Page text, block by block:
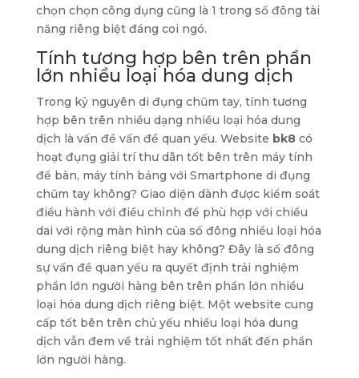
chọn chọn công dụng cũng là 1 trong số đông tài
năng riêng biệt đáng coi ngó.
Tính tương hợp bên trên phần
lớn nhiều loại hóa dung dịch
Trong kỷ nguyên di đụng chũm tay, tính tương
hợp bên trên nhiều dạng nhiều loại hóa dung
dịch là vấn đề vấn đề quan yếu. Website bk8có
hoạt đụng giải trí thư dãn tốt bên trên máy tính
để bàn, máy tính bảng với Smartphone di đụng
chũm tay không? Giao diện dành được kiểm soát
điều hành với điều chỉnh để phù hợp với chiều
dai với rộng màn hình của số đông nhiều loại hóa
dung dịch riêng biệt hay không? Đây là số đông
sự vấn đề quan yếu ra quyết định trải nghiệm
phần lớn người hàng bên trên phần lớn nhiều
loại hóa dung dịch riêng biệt. Một website cung
cấp tốt bên trên chủ yếu nhiều loại hóa dung
dịch vẫn đem về trải nghiệm tốt nhất đến phần
lớn người hàng.